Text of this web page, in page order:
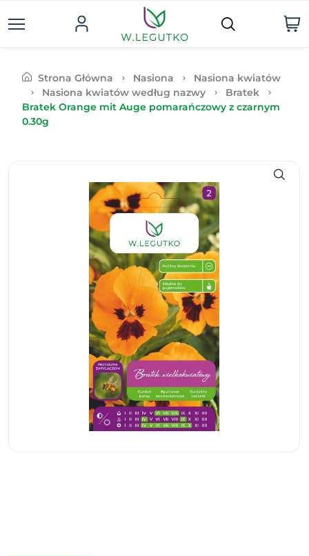
Strona Główna Nasiona
Nasiona kwiatów
Nasiona kwiatów według nazwy
Bratek
Bratek Orange mit Auge pomarańczowy z czarnym
0.30g